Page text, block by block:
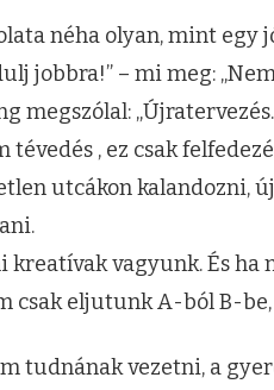
néha olyan, mint
jobbra!” – mi meg:
megszólal:
tévedés , ez csak
utcákon kalandozni,
kreatívak vagyunk. És
csak eljutunk A-ból B-
tudnának vezetni, a